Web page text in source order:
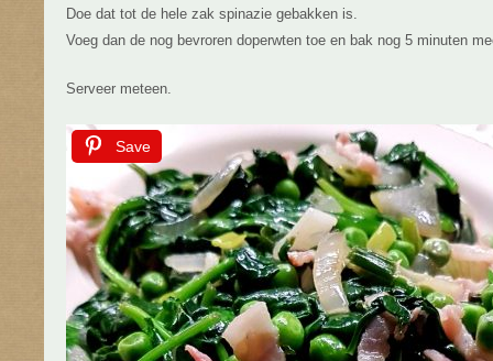
Doe dat tot de hele zak spinazie gebakken is.
Voeg dan de nog bevroren doperwten toe en bak nog 5 minuten
Serveer meteen.
Save